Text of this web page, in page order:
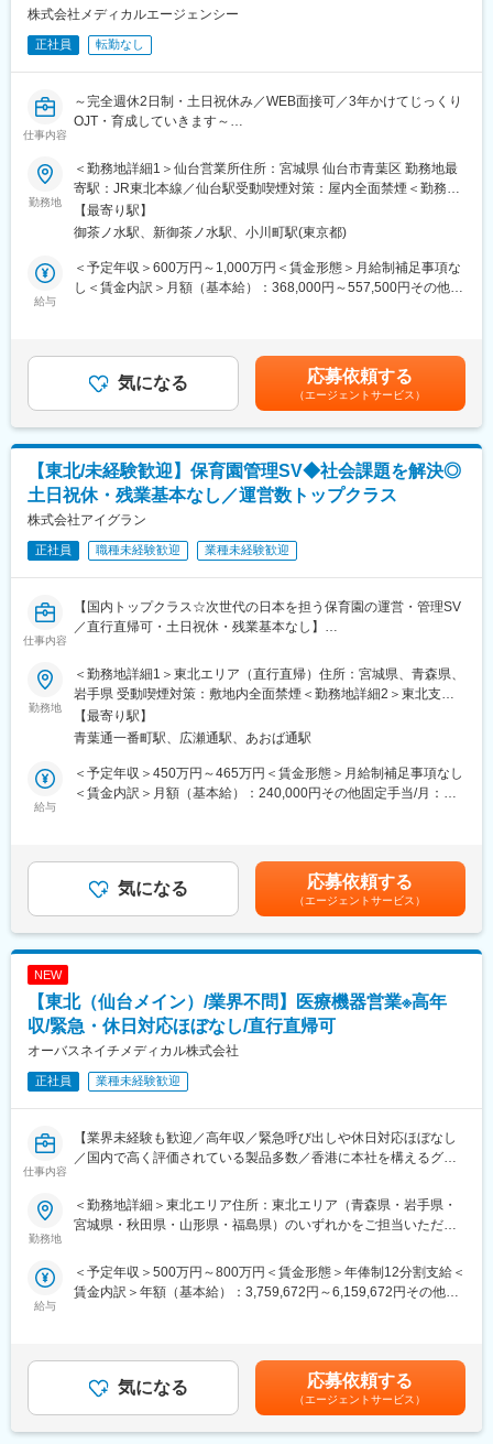
てご応募ください！同期社員と一緒に集中的に研修を行い、その
後配属先に応じた製品研修を行います。
※配属は入社後に確定する予定です。
様々な研修をご用意しています。
制！》
志向性やその時の環境に応じてや「１つの領域で専門性を高め
る」「幅広い疾患をカバーできるオールラウンダーになる」「本
社部門（マネージャー、研修部門など）へのキャリアチェンジ」
など幅広いキャリアプランがあります。また、弊社のマネージャ
ーのほとんどは、MRからキャリアをチェンジしているメンバーで
す。担当マネージャーが定期的に面談を行い、分からないことや
将来のキャリアに関してサポートをしていきます。
■MRとは主に医師や薬剤師等へ、担当製品の情報提供を行いま
す。担当施設の患者様に応じた情報提供や、担当製品の処方後の
情報収集を行います。
株式会社メディカルエージェンシー
正社員 転勤なし
仕事内容
～完全週休2日制・土日祝休み／WEB面接可／3年かけてじっくり
OJT・育成していきます～
■拠点について：
仙台営業所の新規立ち上げメンバーのため、 営業所立ち上げに付
随する業務全般も行っていただきます。東北エリアを中心に全国
幅広くお任せいたします。同時に複数案件を担当いただきます
が、メンバー間で協力して担当していただきます。
※拠点は採用後の立ち上げのため、まずはご自宅から勤務開始とな
ります。
顧客の予算にあった病院情報システム、ネットワークを導入する
際に必要となる仕様書を作成し、医療機関がシステムベンダー等
と適正な取引を進めていけるようにサポートする業務をお任せし
■具体的な仕事内容：
・全国出張あり（平均月10回）
・現状調査
・病院、システムベンダー、医療機器メーカー等へヒアリング
・病院、既存／新規システムベンダー等と打合せ
・課題、今後の提案内容 ／システム等の仕様書案の作成
・システムベンダー等からの意見、病院の要望との調整、価格交
渉
・仕様書作成、応札評価、システムの導入支援など
3年かけてOJTを実施いたします。主な顧客であるNHOの電子カル
テ調達は政府調達のため、政府調達の仕組みは時間をかけ説明い
たします。公募型企画（コンサル入札）、総合評価落札方式 （電
子カルテ入札の資料提供招請、意見招請、入札、開札、契約の一
提出はありません。
換を行いますが、それは、医療機関・研究所からの依頼に基づく
ものです。
同社は、システムベンダーや医療機器メーカーから費用をいただ
くことはなく、常に、医療機関・研究所の立場でコンサルティン
グを行います。
変更の範囲：会社の定める業務
勤務地
＜勤務地詳細1＞仙台営業所住所：宮城県 仙台市青葉区 勤務地最
寄駅：JR東北本線／仙台駅受動喫煙対策：屋内全面禁煙＜勤務地
詳細2＞本社住所：東京都千代田区神田駿河台2-10-6 6F受動喫煙
対策：屋内全面禁煙変更の範囲：会社の定める事業所（リモート
【最寄り駅】
御茶ノ水駅、新御茶ノ水駅、小川町駅(東京都)
給与
＜予定年収＞600万円～1,000万円＜賃金形態＞月給制補足事項な
し＜賃金内訳＞月額（基本給）：368,000円～557,500円その他固
（4月、10月）※勤務評価及び業績による■残業手当なし（裁量労
働制のため）■在宅勤務手当5,000円／月（対象者）■出張手当
3,000円／1日賃金はあくまでも目安の金額であり、選考を通じて
上下する可能性があります。月給(月額)は固定手当を含めた表記で
す。
気になる 応募依頼する
（エージェントサービス）
【東北/未経験歓迎】保育園管理SV◆社会課題を解決◎
土日祝休・残業基本なし／運営数トップクラス
株式会社アイグラン
正社員 職種未経験歓迎 業種未経験歓迎
仕事内容
【国内トップクラス☆次世代の日本を担う保育園の運営・管理SV
／直行直帰可・土日祝休・残業基本なし】
当社は、日本の保育施設運営数トップクラス・29年連続増収と成
長し続ける企業です。
社会課題の解決に向けた事業のため、仕事を通して大きな感謝が
もらえ、自己成長し続けながら世の中に影響を与えられるやりが
いあるポジションです。
■業務内容
保育園運営の体制強化を図るための増員採用です。
・売上予実管理、保育スタッフのマネジメント、施設・人員体制
・既存のご利用者およびお取引先・行政との関係性を深めていく
ための取り組み
・新規開園準備及び利用促進の為の取り組み など
ら運営・管理に携わることができます。
▼入社後の研修体制充実◎
入社後1～3ヶ月は本社で座学研修がございます。業界未経験でも
します。（借り上げ社宅あり。期間は習得状況により異なりま
す）
・人的マネジメントスキルや園を円滑にするための経営思考能力
が身につきます。
です。また、SVから総務職へのキャリアチェンジした事例もあり
ます。
※実力に応じた評価制度：
勤務地
＜勤務地詳細1＞東北エリア（直行直帰）住所：宮城県、青森県、
岩手県 受動喫煙対策：敷地内全面禁煙＜勤務地詳細2＞東北支店
住所：宮城県仙台市青葉区一番町3-3-1 クラックス仙台 421号室受
動喫煙対策：屋内全面禁煙
【最寄り駅】
青葉通一番町駅、広瀬通駅、あおば通駅
給与
＜予定年収＞450万円～465万円＜賃金形態＞月給制補足事項なし
＜賃金内訳＞月額（基本給）：240,000円その他固定手当/月：
手当にて支給）■その他固定手当/月の内訳 ・運営外勤手当：
25,000円 ・役職手当：70,000円～82,500円 ・管理手当：
40,000円賃金はあくまでも目安の金額であり、選考を通じて上下
する可能性があります。月給(月額)は固定手当を含めた表記です。
気になる 応募依頼する
（エージェントサービス）
NEW
【東北（仙台メイン）/業界不問】医療機器営業※高年
収/緊急・休日対応ほぼなし/直行直帰可
オーバスネイチメディカル株式会社
正社員 業種未経験歓迎
仕事内容
【業界未経験も歓迎／高年収／緊急呼び出しや休日対応ほぼなし
／国内で高く評価されている製品多数／香港に本社を構えるグロ
■業務内容：
医療機関や販売代理店（取引先）と関係構築をし、同社の循環器
関連製品の提案、販売およびフォローを担当していただきます。
き、ドクターの研究発表や技術伝授のサポート業務等も行ってい
ただきます。
手県、宮城県、秋田県、山形県、福島県）のいずれかご担当いた
だきます。
※詳細はご本人の希望や適性を考慮し、入社後に決定いたします。
・取り扱い製品：バルーンカテーテル等の循環器関連製品
勤務地
＜勤務地詳細＞東北エリア住所：東北エリア（青森県・岩手県・
宮城県・秋田県・山形県・福島県）のいずれかをご担当いただき
業所（リモートワーク含む）
給与
＜予定年収＞500万円～800万円＜賃金形態＞年俸制12分割支給＜
賃金内訳＞年額（基本給）：3,759,672円～6,159,672円その他固
む）＜昇給有無＞有＜残業手当＞有＜給与補足＞※スキル・ご経験
などを考慮し決定いたします。※別途インセンティブ支給あり（半
期ごと、四半期ごと）※職位：Repもしくはスーパーバイザー賃金
はあくまでも目安の金額であり、選考を通じて上下する可能性が
気になる 応募依頼する
（エージェントサービス）